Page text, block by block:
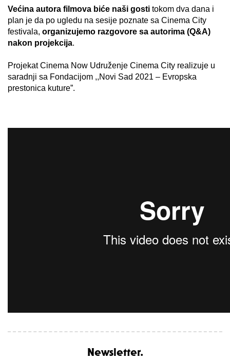
Većina autora filmova biće naši gosti tokom dva dana i
plan je da po ugledu na sesije poznate sa Cinema City
festivala, organizujemo razgovore sa autorima (Q&A)
nakon projekcija.
Projekat Cinema Now Udruženje Cinema City realizuje u
saradnji sa Fondacijom ,,Novi Sad 2021 – Evropska
prestonica kuture”.
Newsletter.